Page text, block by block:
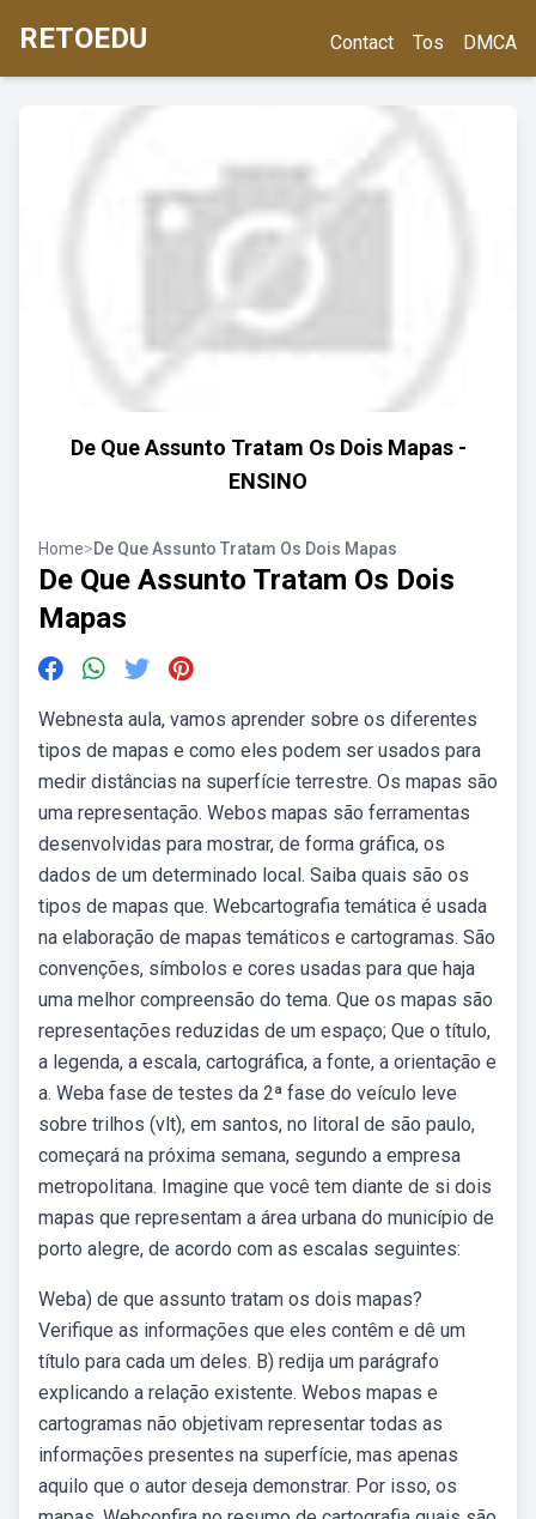
RETOEDU Contact Tos DMCA
De Que Assunto Tratam Os Dois Mapas -
ENSINO
Home>De Que Assunto Tratam Os Dois Mapas
De Que Assunto Tratam Os Dois
Mapas
Webnesta aula, vamos aprender sobre os diferentes
tipos de mapas e como eles podem ser usados para
medir distâncias na superfície terrestre. Os mapas são
uma representação. Webos mapas são ferramentas
desenvolvidas para mostrar, de forma gráfica, os
dados de um determinado local. Saiba quais são os
tipos de mapas que. Webcartografia temática é usada
na elaboração de mapas temáticos e cartogramas. São
convenções, símbolos e cores usadas para que haja
uma melhor compreensão do tema. Que os mapas são
representações reduzidas de um espaço; Que o título,
a legenda, a escala, cartográfica, a fonte, a orientação e
a. Weba fase de testes da 2ª fase do veículo leve
sobre trilhos (vlt), em santos, no litoral de são paulo,
começará na próxima semana, segundo a empresa
metropolitana. Imagine que você tem diante de si dois
mapas que representam a área urbana do município de
porto alegre, de acordo com as escalas seguintes:
Weba) de que assunto tratam os dois mapas?
Verifique as informações que eles contêm e dê um
título para cada um deles. B) redija um parágrafo
explicando a relação existente. Webos mapas e
cartogramas não objetivam representar todas as
informações presentes na superfície, mas apenas
aquilo que o autor deseja demonstrar. Por isso, os